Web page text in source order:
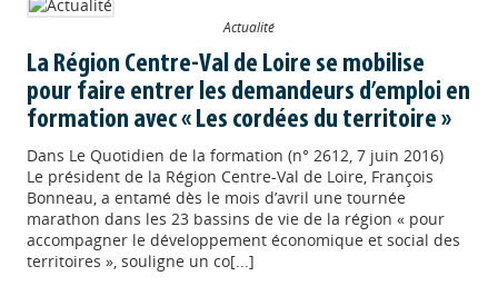
Actualité
La Région Centre-Val de Loire se mobilise
pour faire entrer les demandeurs d’emploi en
formation avec « Les cordées du territoire »
Dans Le Quotidien de la formation (n° 2612, 7 juin 2016)
Le président de la Région Centre-Val de Loire, François
Bonneau, a entamé dès le mois d’avril une tournée
marathon dans les 23 bassins de vie de la région « pour
accompagner le développement économique et social des
territoires », souligne un co[...]
Appels à projets